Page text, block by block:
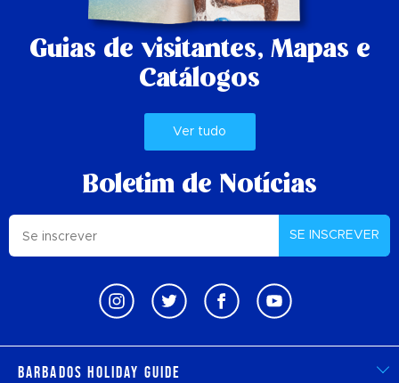
Guias de visitantes, Mapas e
Catálogos
Ver tudo
Boletim de Notícias
SE INSCREVER
Barbados Holiday Guide